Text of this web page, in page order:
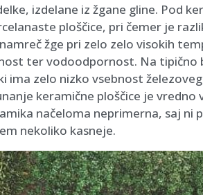
izdelane iz žgane gline. Pod
ploščice, pri čemer je
žge pri zelo zelo visokih
ter vodoodpornost. Na tipično
ima zelo nizko vsebnost
keramične ploščice je vredno
načeloma neprimerna, saj ni
nekoliko kasneje.